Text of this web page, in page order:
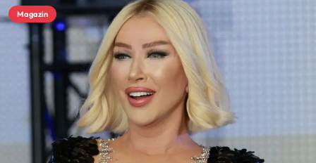
Magazin